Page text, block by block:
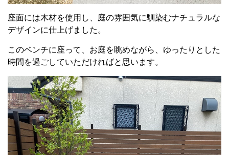
座面には木材を使用し、庭の雰囲気に馴染むナチュラルな
デザインに仕上げました。
このベンチに座って、お庭を眺めながら、ゆったりとした
時間を過ごしていただければと思います。